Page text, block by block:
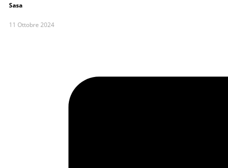
Sasa
11 Ottobre 2024